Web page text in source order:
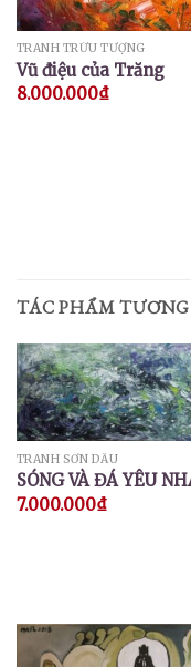
TRANH TRỪU TƯỢNG
Vũ điệu của Trăng
8.000.000₫
TÁC PHẨM
TRANH SƠN DẦU
SÓNG VÀ ĐÁ YÊU
7.000.000₫